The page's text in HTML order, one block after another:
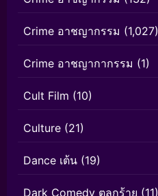
Crime อาชญากรรม (1,027)
Crime อาชญากากรรม (1)
Cult Film (10)
Culture (21)
Dance เต้น (19)
Dark Comedy ตลกร้าย (11)